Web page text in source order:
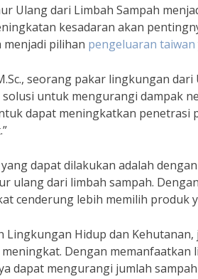
Ulang dari Limbah Sampah
kesadaran akan
pilihan pengeluaran taiwan
seorang pakar lingkungan
untuk mengurangi dampak
dapat meningkatkan
dapat dilakukan adalah
ulang dari limbah sampah.
cenderung lebih memilih produk
Hidup dan
Dengan
dapat mengurangi jumlah